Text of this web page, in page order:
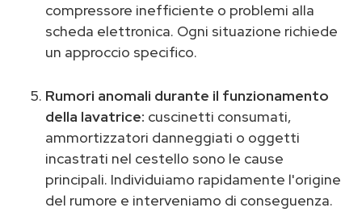
compressore inefficiente o problemi alla
scheda elettronica. Ogni situazione richiede
un approccio specifico.
Rumori anomali durante il funzionamento
della lavatrice: cuscinetti consumati,
ammortizzatori danneggiati o oggetti
incastrati nel cestello sono le cause
principali. Individuiamo rapidamente l'origine
del rumore e interveniamo di conseguenza.